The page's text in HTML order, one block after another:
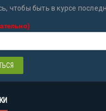
чтобы быть в курсе